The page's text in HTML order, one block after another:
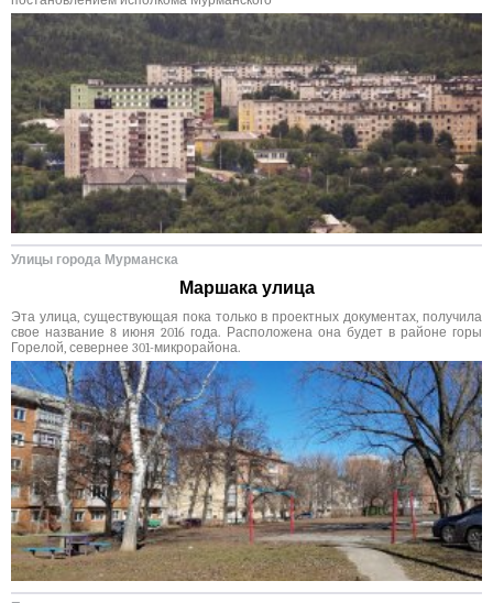
Улицы города Мурманска
Маршака улица
Эта улица, существующая пока только в проектных документах, получила
свое название 8 июня 2016 года. Расположена она будет в районе горы
Горелой, севернее 301-микрорайона.